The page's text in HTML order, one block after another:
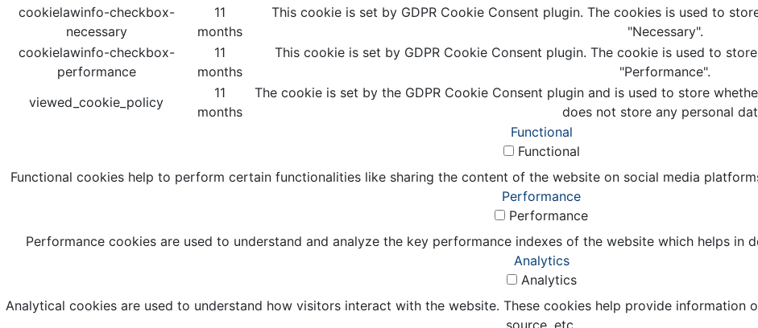
cookielawinfo-checkbox-
necessary
11
months
This cookie is set by GDPR Cookie Consent plugin. The cookies is used to
"Necessary".
cookielawinfo-checkbox-
performance
11
months
This cookie is set by GDPR Cookie Consent plugin. The cookie is used to
"Performance".
viewed_cookie_policy
11
months
The cookie is set by the GDPR Cookie Consent plugin and is used to store
does not store any personal
Functional
Functional
Functional cookies help to perform certain functionalities like sharing the content of the website on social media
Performance
Performance
Performance cookies are used to understand and analyze the key performance indexes of the website which helps in
Analytics
Analytics
Analytical cookies are used to understand how visitors interact with the website. These cookies help provide information
source, etc.